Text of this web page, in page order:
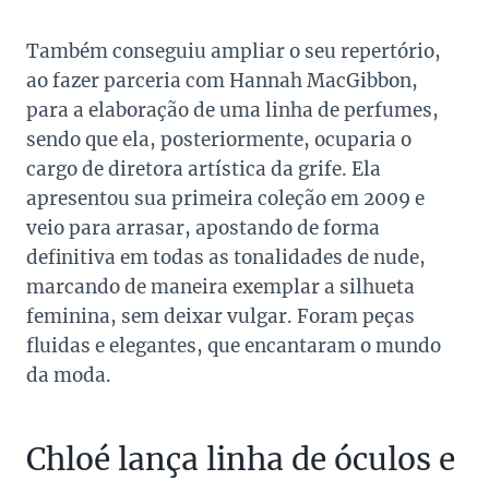
Também conseguiu ampliar o seu repertório,
ao fazer parceria com Hannah MacGibbon,
para a elaboração de uma linha de perfumes,
sendo que ela, posteriormente, ocuparia o
cargo de diretora artística da grife. Ela
apresentou sua primeira coleção em 2009 e
veio para arrasar, apostando de forma
definitiva em todas as tonalidades de nude,
marcando de maneira exemplar a silhueta
feminina, sem deixar vulgar. Foram peças
fluidas e elegantes, que encantaram o mundo
da moda.
Chloé lança linha de óculos e